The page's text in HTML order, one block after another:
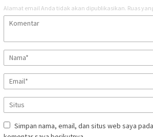
Alamat email Anda tidak akan dipublikasikan. Ruas
Simpan nama, email, dan situs web saya